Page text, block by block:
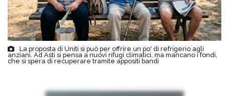
La proposta di Uniti si può per offrire un po' di refrigerio agli
anziani. Ad Asti si pensa a nuovi rifugi climatici, ma mancano i fondi,
che si spera di recuperare tramite appositi bandi